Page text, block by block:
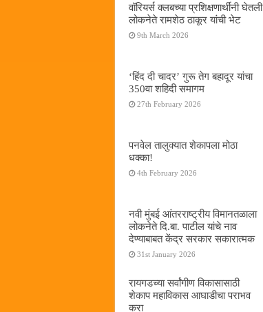
वॉरियर्स क्लबच्या प्रशिक्षणार्थींनी घेतली
लोकनेते रामशेठ ठाकूर यांची भेट
9th March 2026
‘हिंद दी चादर’ गुरू तेग बहादूर यांचा
350वा शहिदी समागम
27th February 2026
पनवेल तालुक्यात शेकापला मोठा
धक्का!
4th February 2026
नवी मुंबई आंतरराष्ट्रीय विमानतळाला
लोकनेते दि.बा. पाटील यांचे नाव
देण्याबाबत केंद्र सरकार सकारात्मक
31st January 2026
रायगडच्या सर्वांगीण विकासासाठी
शेकाप महाविकास आघाडीचा पराभव
करा